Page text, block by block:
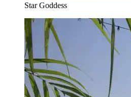
Star Goddess